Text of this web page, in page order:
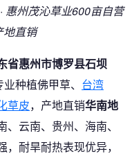
惠州茂沁草业600亩自营
地直销
省惠州市博罗县石坝
业种植佛甲草、 台湾
草皮，产地直销华南地
、云南、贵州、海南、
耐旱耐热表现优异，